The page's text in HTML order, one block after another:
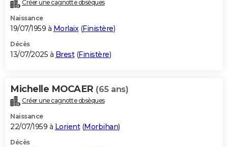
Créer une cagnotte obsèques
Naissance
19/07/1959 à Morlaix(Finistère)
Décès
13/07/2025 à Brest(Finistère)
Michelle MOCAER (65 ans)
Créer une cagnotte obsèques
Naissance
22/07/1959 à Lorient(Morbihan)
Décès